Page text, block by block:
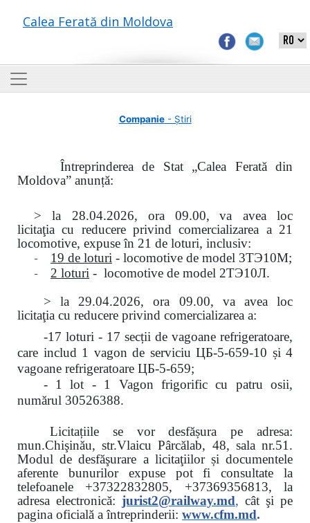
Calea Ferată din Moldova
Companie- Știri
Întreprinderea de Stat „Calea Ferată din
Moldova” anunță:
> la 28.04.2026, ora 09.00,
va avea loc
licitaţiacu reducere privind comercializarea a 21
locomotive, expuse în 21 de loturi, inclusiv:
- 19 de loturi - locomotive de model 3ТЭ10М;
- 2 loturi - locomotive de model 2ТЭ10Л.
> la 29.04.2026, ora 09.00, va avea loc
licitaţia cu reducere privind comercializarea a:
-17 loturi - 17 secții de vagoane refrigeratoare,
care includ 1 vagon de serviciu ЦБ-5-659-10 și 4
vagoane refrigeratoare ЦБ-5-659;
- 1 lot - 1 Vagon frigorific cu patru osii,
numărul 30526388.
Licitațiile se vor desfășura pe adresa:
mun.Chişinău, str.Vlaicu Pârcălab, 48, sala nr.51.
Modul de desfăşurare a licitaţiilor și documentele
aferente bunurilor expuse pot fi consultate la
telefoanele +37322832805, +37369356813, la
adresa electronică: jurist2@railway.md, cât şi pe
pagina oficială a întreprinderii: www.cfm.md.